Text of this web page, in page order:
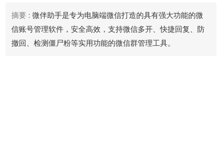
摘要 : 微伴助手是专为电脑端微信打造的具有强大功能的微
信账号管理软件，安全高效，支持微信多开、快捷回复、防
撤回、检测僵尸粉等实用功能的微信群管理工具。